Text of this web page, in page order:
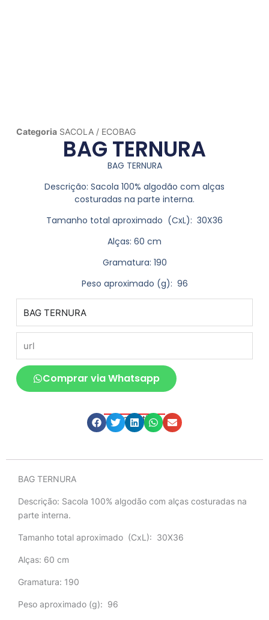
Categoria SACOLA / ECOBAG
BAG TERNURA
BAG TERNURA
Descrição: Sacola 100% algodão com alças
costuradas na parte interna.
Tamanho total aproximado (CxL): 30X36
Alças: 60 cm
Gramatura: 190
Peso aproximado (g): 96
Comprar via Whatsapp
Compartilhe
BAG TERNURA
Descrição: Sacola 100% algodão com alças costuradas na
parte interna.
Tamanho total aproximado (CxL): 30X36
Alças: 60 cm
Gramatura: 190
Peso aproximado (g): 96